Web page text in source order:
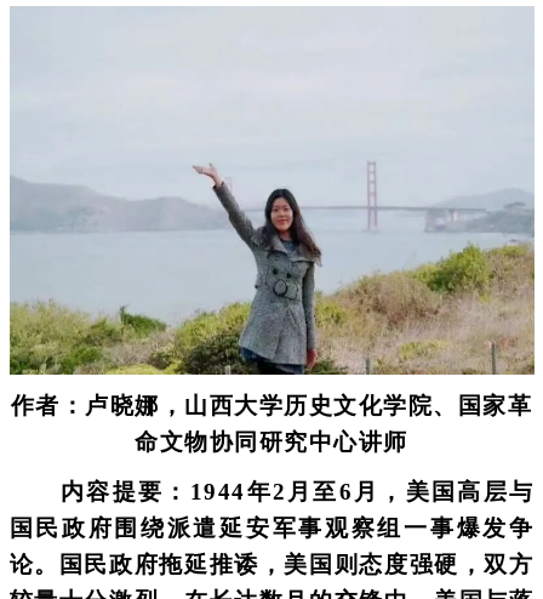
作者：卢晓娜，山西大学历史文化学院、国家革
命文物协同研究中心讲师
内容提要：1944年2月至6月，美国高层与
国民政府围绕派遣延安军事观察组一事爆发争
论。国民政府拖延推诿，美国则态度强硬，双方